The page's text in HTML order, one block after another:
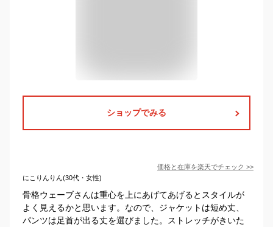
ショップでみる
価格と在庫を楽天でチェック >>
にこりんりん(30代・女性)
骨格ウェーブさんは重心を上にあげてあげるとスタイルが
よく見えるかと思います。なので、ジャケットは短め丈、
パンツは足首が出る丈を選びました。ストレッチがきいた